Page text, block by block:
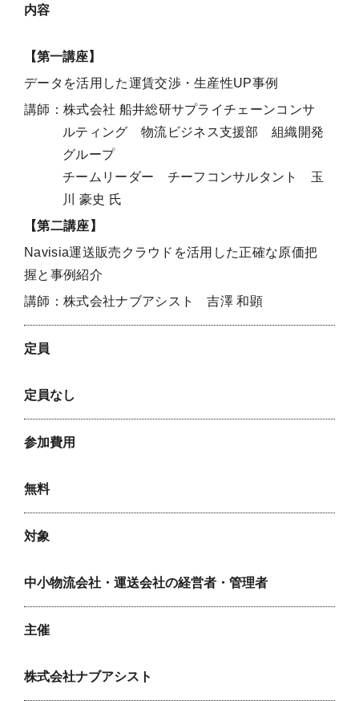
内容
【第一講座】
データを活用した運賃交渉・生産性UP事例
講師：株式会社 船井総研サプライチェーンコンサ
ルティング 物流ビジネス支援部 組織開発
グループ
チームリーダー チーフコンサルタント 玉
川 豪史 氏
【第二講座】
Navisia運送販売クラウドを活用した正確な原価把
握と事例紹介
講師：株式会社ナブアシスト 吉澤 和顕
定員
定員なし
参加費用
無料
対象
中小物流会社・運送会社の経営者・管理者
主催
株式会社ナブアシスト